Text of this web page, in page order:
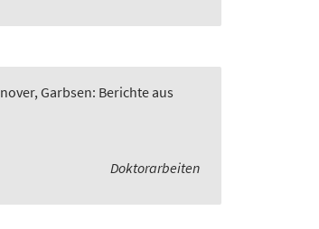
Garbsen: Berichte aus
Doktorarbeiten